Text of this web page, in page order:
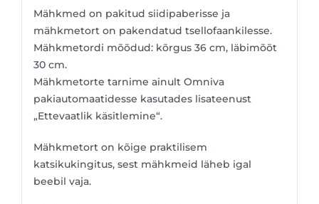
Mähkmed on pakitud siidipaberisse ja
mähkmetort on pakendatud tsellofaankilesse.
Mähkmetordi mõõdud: kõrgus 36 cm, läbimõõt
30 cm.
Mähkmetorte tarnime ainult Omniva
pakiautomaatidesse kasutades lisateenust
„Ettevaatlik käsitlemine“.
Mähkmetort on kõige praktilisem
katsikukingitus, sest mähkmeid läheb igal
beebil vaja.